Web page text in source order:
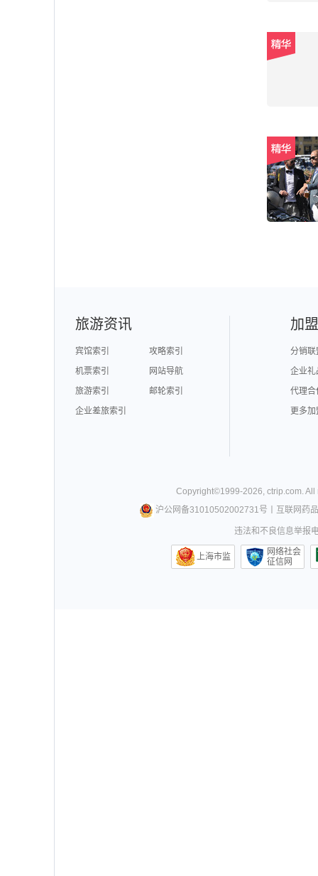
旅游资讯
宾馆索引
攻略索引
机票索引
网站导航
旅游索引
邮轮索引
企业差旅索引
加
分销联
企业礼
代理合
更多
Copyright©1999-2026,ctrip.com.
沪公网备31010502002731号
互联网药
违法和不良信息举报
上海市监
网络社会
征信网